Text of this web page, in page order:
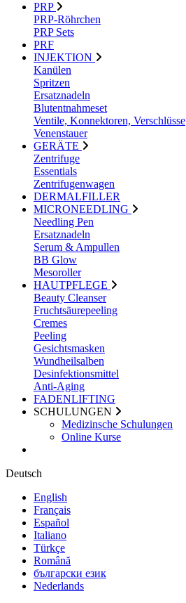
PRP
PRP-Röhrchen
PRP Sets
PRF
INJEKTION
Kanülen
Spritzen
Ersatznadeln
Blutentnahmeset
Ventile, Konnektoren, Verschlüsse
Venenstauer
GERÄTE
Zentrifuge
Essentials
Zentrifugenwagen
DERMALFILLER
MICRONEEDLING
Needling Pen
Ersatznadeln
Serum & Ampullen
BB Glow
Mesoroller
HAUTPFLEGE
Beauty Cleanser
Fruchtsäurepeeling
Cremes
Peeling
Gesichtsmasken
Wundheilsalben
Desinfektionsmittel
Anti-Aging
FADENLIFTING
SCHULUNGEN
Medizinsche Schulungen
Online Kurse
Deutsch
English
Français
Español
Italiano
Türkçe
Română
български език
Nederlands